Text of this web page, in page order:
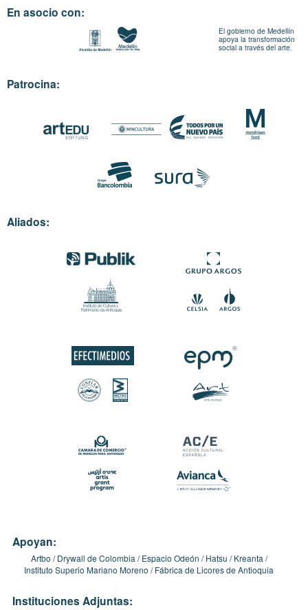
En asocio con:
El gobierno de Medellín
apoya la transformación
social a través del arte.
Patrocina:
Aliados:
Apoyan:
Artbo Drywall de Colombia Espacio Odeón Hatsu
Kreanta
Instituto Superio Mariano Moreno
Fábrica de Licores de Antioquia
Instituciones Adjuntas: